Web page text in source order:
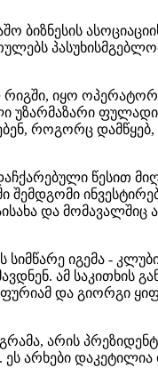
ბიზნესის
რიგში, იყო
უზარმაზარი
როგორც დამწყებ,
დაჩქარებული წესით
შემდგომი
და მომავალშიც
იგემა -
ამ საკითხის
და გიორგი
არის
ეს არხები